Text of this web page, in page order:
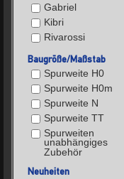
Gabriel
Kibri
Rivarossi
Baugröße/Maßstab
Spurweite H0
Spurweite H0m
Spurweite N
Spurweite TT
Spurweiten
unabhängiges
Zubehör
Neuheiten